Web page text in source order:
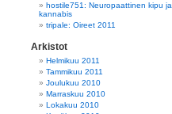
hostile751: Neuropaattinen kipu ja
kannabis
tripale: Oireet 2011
Arkistot
Helmikuu 2011
Tammikuu 2011
Joulukuu 2010
Marraskuu 2010
Lokakuu 2010